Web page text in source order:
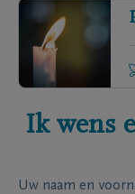
Ik wens
Uw naam en